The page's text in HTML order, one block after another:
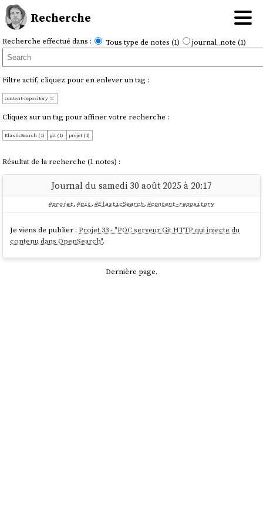
Recherche
Recherche effectué dans : Tous type de notes (1) journal_note (1)
Filtre actif, cliquez pour en enlever un tag :
content-repository
Cliquez sur un tag pour affiner votre recherche :
ElasticSearch (1) git (1) projet (1)
Résultat de la recherche (1 notes) :
Journal du samedi 30 août 2025 à 20:17
#projet, #git, #ElasticSearch, #content-repository
Je viens de publier :Projet 33 - "POC serveur Git HTTP qui injecte du
contenu dans OpenSearch".
Dernière page.